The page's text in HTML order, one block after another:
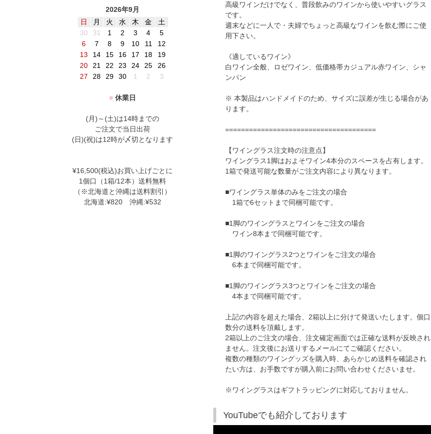
2026年9月
日
月 火 水 木 金
土
30
31 1 2 3 4
5
6
7 8 9 10 11
12
13
14 15 16 17 18
19
20
21 22 23 24 25
26
27
28 29 30 1 2 3
■ 休業日
(月)～(土)は14時までの
ご注文で当日出荷
(日)(祝)は12時が〆切となります
¥16,500(税込)お買い上げごとに
1個口（1箱/12本）送料無料
（※北海道と沖縄は送料割引）
北海道:¥820 沖縄:¥532
高級ワインだけでなく、普段飲みのワインから使いやすいグラス
です。
週末などに一人で・夫婦でちょっと高級なワインを飲む際にご使
用下さい。
《適しているワイン》
白ワイン全般、ロゼワイン、低価格帯カジュアル赤ワイン、シャ
ンパン
※ 本製品はハンドメイドのため、サイズに誤差が生じる場合があ
ります。
======================================
【ワイングラス注文時の注意点】
ワイングラス1脚はおよそワイン4本分のスペースを占有します。
1箱で発送可能な数量がご注文内容により異なります。
■ワイングラス単体のみをご注文の場合
1箱で6セットまで同梱可能です。
■1脚のワイングラスとワインをご注文の場合
ワイン8本まで同梱可能です。
■1脚のワイングラス2つとワインをご注文の場合
6本まで同梱可能です。
■1脚のワイングラス3つとワインをご注文の場合
4本まで同梱可能です。
上記の内容を超えた場合、2箱以上に分けて発送いたします。個口
数分の送料を頂戴します。
2箱以上のご注文の場合、注文確定画面では正確な送料が反映され
ません。注文後にお送りするメールにてご確認ください。
複数の種類のワイングッズを購入時、あらかじめ送料を確認され
たい方は、お手数ですが購入前にお問い合わせくださいませ。
※ワイングラスはギフトラッピングに対応しておりません。
YouTubeでも紹介しております